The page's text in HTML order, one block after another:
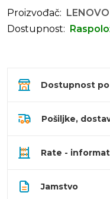
Proizvođač:
LENOVO
Dostupnost:
Dostupnost
Pošiljke,
Rate -
Jamstvo